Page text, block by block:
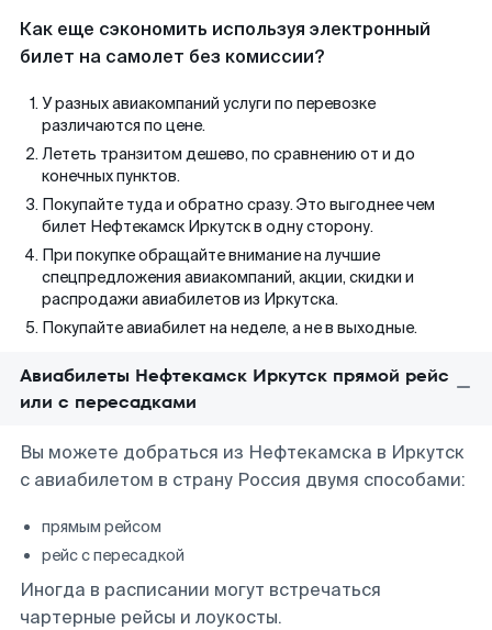
Как еще сэкономить используя электронный
билет на самолет без комиссии?
У разных авиакомпаний услуги по перевозке
различаются по цене.
Лететь транзитом дешево, по сравнению от и до
конечных пунктов.
Покупайте туда и обратно сразу. Это выгоднее чем
билет Нефтекамск Иркутск в одну сторону.
При покупке обращайте внимание на лучшие
спецпредложения авиакомпаний, акции, скидки и
распродажи авиабилетов из Иркутска.
Покупайте авиабилет на неделе, а не в выходные.
Авиабилеты Нефтекамск Иркутск прямой рейс
или с пересадками
Вы можете добраться из Нефтекамска в Иркутск
с авиабилетом в страну Россия двумя способами:
прямым рейсом
рейс с пересадкой
Иногда в расписании могут встречаться
чартерные рейсы и лоукосты.